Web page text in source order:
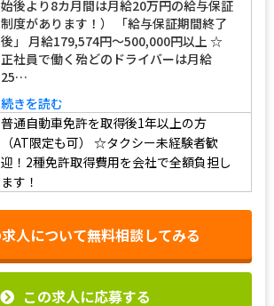
続きを読む
月給200,000円～500,000円以上 （乗務開
始後より8カ月間は月給20万円の給与保証
制度があります！） 「給与保証期間終了
正社員で働く殆どのドライバーは月給
25…
続きを読む
普通自動車免許を取得後1年以上の方
（AT限定も可）☆タクシー未経験者歓
迎！2種免許取得費用を会社で全額負担し
ます！